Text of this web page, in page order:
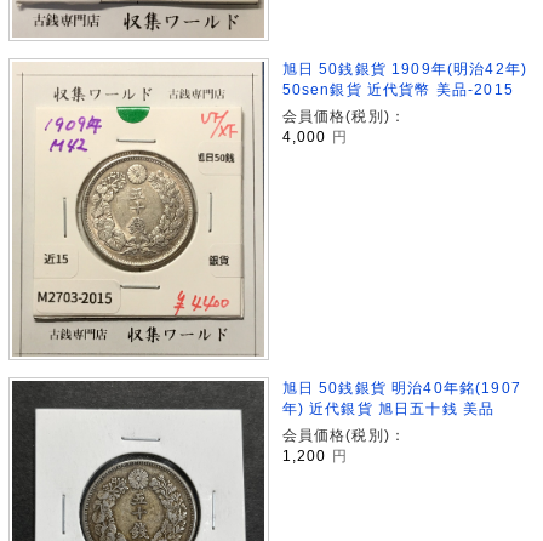
旭日 50銭銀貨 1909年(明治42年)
50sen銀貨 近代貨幣 美品-2015
会員価格(税別)：
4,000
円
旭日 50銭銀貨 明治40年銘(1907
年) 近代銀貨 旭日五十銭 美品
会員価格(税別)：
1,200 円